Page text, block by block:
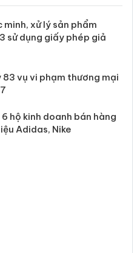
xử lý sản phẩm
sử dụng giấy phép giả
83 vụ vi phạm thương
7